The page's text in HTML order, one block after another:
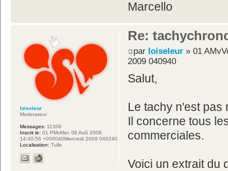
Marcello
Re:
par loiseleur » 01
2009 040940
Salut,
Le tachy n'est pas
Il concerne tous
commerciales.
Voici un extrait du
loiseleur
Moderateur
Messages: 11306
Inscrit le: 01 PMvMer, 06 Aoû 2008
14:40:56 +000040Mercredi 2009 040240
Localisation: Tulle